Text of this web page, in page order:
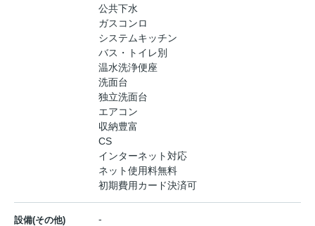
公共下水
ガスコンロ
システムキッチン
バス・トイレ別
温水洗浄便座
洗面台
独立洗面台
エアコン
収納豊富
CS
インターネット対応
ネット使用料無料
初期費用カード決済可
設備(その他) -